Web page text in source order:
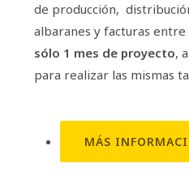
de producción,
albaranes y facturas entre
sólo 1 mes de proyecto,
para realizar las mismas
MÁS